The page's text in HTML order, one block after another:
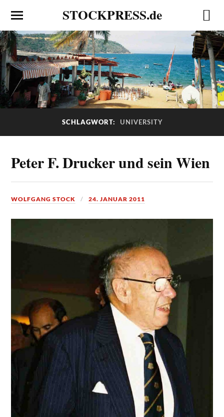
STOCKPRESS.de
SCHLAGWORT: UNIVERSITY
Peter F. Drucker und sein Wien
WOLFGANG STOCK 24. JANUAR 2011